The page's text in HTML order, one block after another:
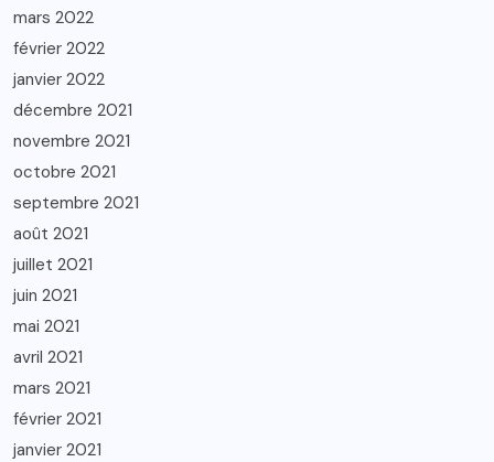
mars 2022
février 2022
janvier 2022
décembre 2021
novembre 2021
octobre 2021
septembre 2021
août 2021
juillet 2021
juin 2021
mai 2021
avril 2021
mars 2021
février 2021
janvier 2021